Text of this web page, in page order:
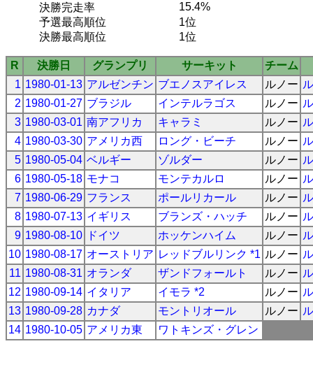
決勝完走率
15.4%
予選最高順位
1位
決勝最高順位
1位
R 決勝日 グランプリ サーキット チーム
1 1980-01-13 アルゼンチン ブエノスアイレス ルノー
2 1980-01-27 ブラジル インテルラゴス ルノー
3 1980-03-01 南アフリカ キャラミ ルノー
4 1980-03-30 アメリカ西 ロング・ビーチ ルノー
5 1980-05-04 ベルギー ゾルダー ルノー
6 1980-05-18 モナコ モンテカルロ ルノー
7 1980-06-29 フランス ポールリカール ルノー
8 1980-07-13 イギリス ブランズ・ハッチ ルノー
9 1980-08-10 ドイツ ホッケンハイム ルノー
10 1980-08-17 オーストリア レッドブルリンク *1 ルノー
11 1980-08-31 オランダ ザンドフォールト ルノー
12 1980-09-14 イタリア イモラ *2 ルノー
13 1980-09-28 カナダ モントリオール ルノー
14 1980-10-05 アメリカ東 ワトキンズ・グレン